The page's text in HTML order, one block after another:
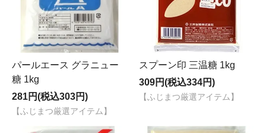
パールエース グラニュー
糖 1kg
281円(税込303円)
【ふじまつ厳選アイテム】
スプーン印 三温糖 1kg
309円(税込334円)
【ふじまつ厳選アイテム】